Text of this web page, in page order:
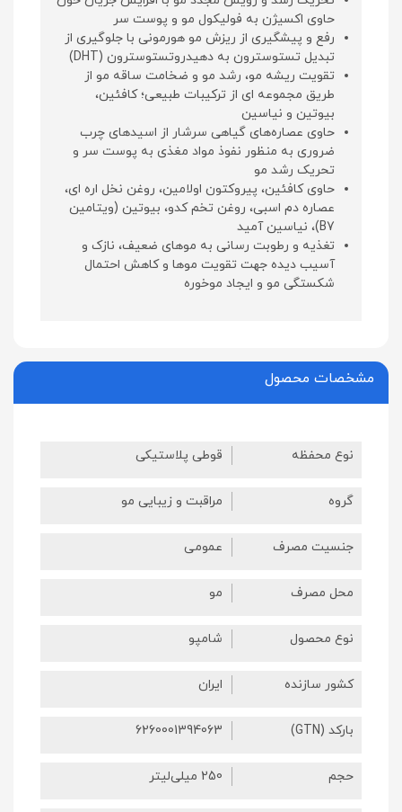
حاوی اکسیژن به فولیکول مو و پوست سر
رفع و پیشگیری از ریزش مو هورمونی با جلوگیری از
تبدیل تستوسترون به دهیدروتستوسترون (DHT)
تقویت ریشه مو، رشد مو و ضخامت ساقه مو از
طریق مجموعه ای از ترکیبات طبیعی؛ کافئین،
بیوتین و نیاسین
حاوی عصاره‌های گیاهی سرشار از اسیدهای چرب
ضروری به منظور نفوذ مواد مغذی به پوست سر و
تحریک رشد مو
حاوی کافئین، پیروکتون اولامین، روغن نخل اره ای،
عصاره دم اسبی، روغن تخم کدو، بیوتین (ویتامین
B7)، نیاسین آمید
تغذیه و رطوبت رسانی به موهای ضعیف، نازک و
آسیب دیده جهت تقویت موها و کاهش احتمال
شکستگی مو و ایجاد موخوره
مشخصات محصول
نوع محفظه قوطی پلاستیکی
گروه مراقبت و زیبایی مو
جنسیت مصرف عمومی
محل مصرف مو
نوع محصول شامپو
کشور سازنده ایران
بارکد (GTN) 6260001394063
حجم 250 میلی‌لیتر